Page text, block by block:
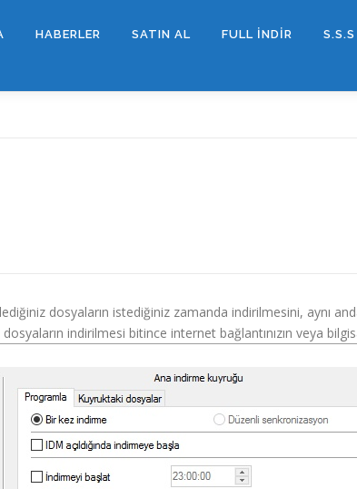
HABERLER SATIN AL FULL İNDİR S.S.S
dosyaların istediğiniz zamanda indirilmesini, aynı
indirilmesi bitince internet bağlantınızın veya